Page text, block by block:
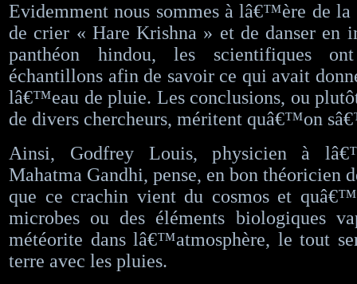
Evidemment nous sommes à lâ€™ère de la
de crier « Hare Krishna » et de danser en
panthéon hindou, les scientifiques
échantillons afin de savoir ce qui avait
lâ€™eau de pluie. Les conclusions, ou
de divers chercheurs, méritent quâ€™on
Ainsi, Godfrey Louis, physicien à
Mahatma Gandhi, pense, en bon théoricien
que ce crachin vient du cosmos et
microbes ou des éléments biologiques
météorite dans lâ€™atmosphère, le tout
terre avec les pluies.